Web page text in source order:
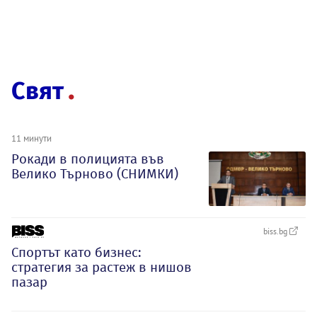
Свят
11 минути
Рокади в полицията във
Велико Търново (СНИМКИ)
biss.bg
Спортът като бизнес:
стратегия за растеж в нишов
пазар